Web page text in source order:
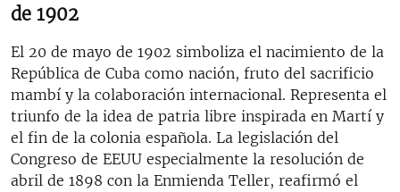
de 1902
El 20 de mayo de 1902 simboliza el nacimiento de la
República de Cuba como nación, fruto del sacrificio
mambí y la colaboración internacional. Representa el
triunfo de la idea de patria libre inspirada en Martí y
el fin de la colonia española. La legislación del
Congreso de EEUU especialmente la resolución de
abril de 1898 con la Enmienda Teller, reafirmó el